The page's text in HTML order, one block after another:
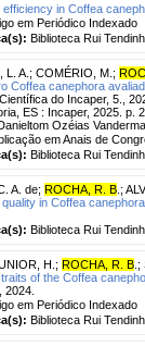
efficiency in Coffea
em Periódico Indexado
Biblioteca Rui
L. A. ; COMÉRIO, M. ;
Coffea canephora
do Incaper, 5.,
ES : Incaper, 2025. p.
Ozéias
em Anais de
Biblioteca Rui
A. de; ROCHA, R. B ;
in Coffea
Biblioteca Rui
H. ; ROCHA, R. B ;
of the Coffea
2024.
em Periódico Indexado
Biblioteca Rui